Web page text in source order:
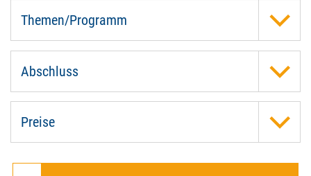
Themen/Programm
Abschluss
Preise